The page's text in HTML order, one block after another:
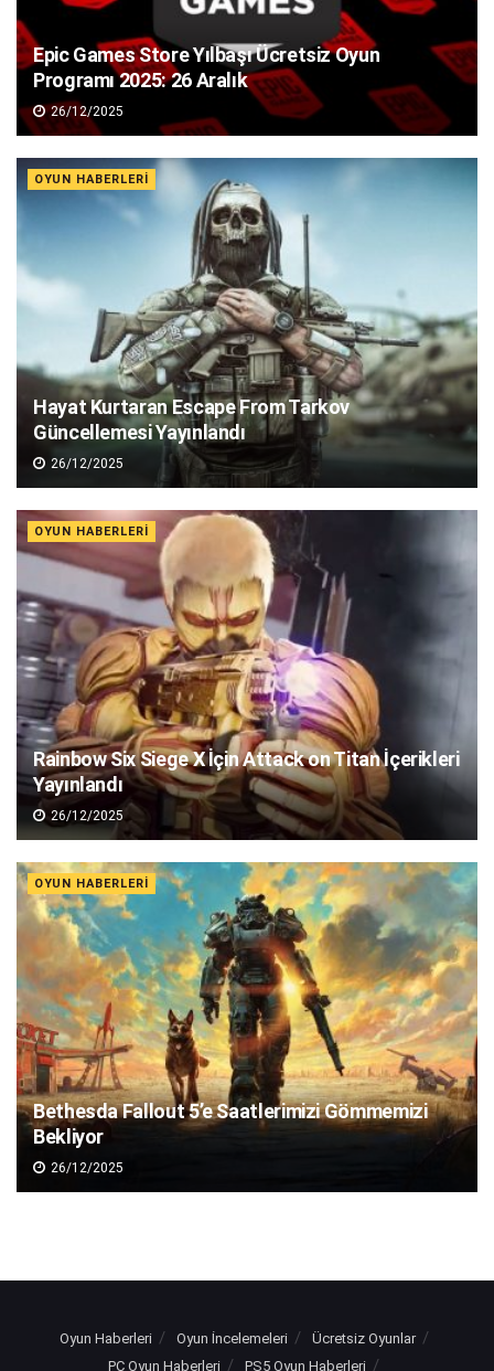
Epic Games Store Yılbaşı Ücretsiz Oyun
Programı 2025: 26 Aralık
26/12/2025
OYUN HABERLERI
Hayat Kurtaran Escape From Tarkov
Güncellemesi Yayınlandı
26/12/2025
OYUN HABERLERI
Rainbow Six Siege X İçin Attack on Titan İçerikleri
Yayınlandı
26/12/2025
OYUN HABERLERI
Bethesda Fallout 5’e Saatlerimizi Gömmemizi
Bekliyor
26/12/2025
Oyun Haberleri Oyun İncelemeleri
Ücretsiz Oyunlar
PC Oyun Haberleri
PS5 Oyun Haberleri